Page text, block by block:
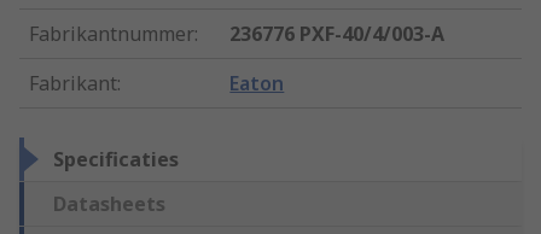
Fabrikantnummer:
236776 PXF-40/4/003-A
Fabrikant: Eaton
Specificaties
Datasheets